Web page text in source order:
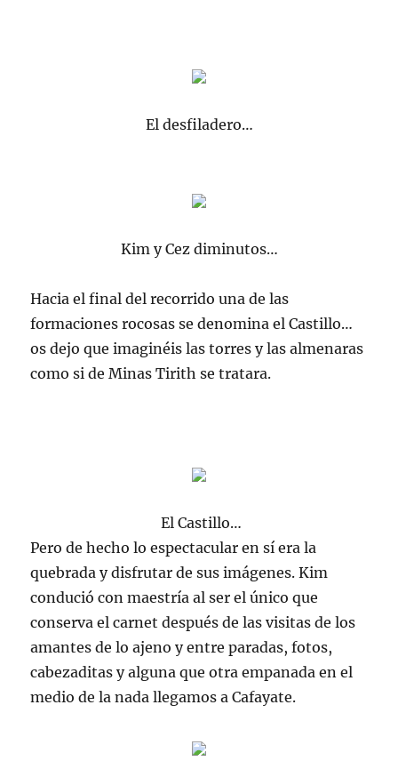
El desfiladero…
Kim y Cez diminutos…
Hacia el final del recorrido una de las
formaciones rocosas se denomina el Castillo…
os dejo que imaginéis las torres y las almenaras
como si de Minas Tirith se tratara.
El Castillo…
Pero de hecho lo espectacular en sí era la
quebrada y disfrutar de sus imágenes. Kim
condució con maestría al ser el único que
conserva el carnet después de las visitas de los
amantes de lo ajeno y entre paradas, fotos,
cabezaditas y alguna que otra empanada en el
medio de la nada llegamos a Cafayate.